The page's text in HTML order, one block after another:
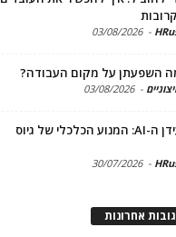
-
03/08/2026
השפעתן על מקום העבודה?
-
03/08/2026
מיתוג מעסיק בעידן ה-AI: המנוע הכלכלי של גיוס
-
30/07/2026
אחרונות